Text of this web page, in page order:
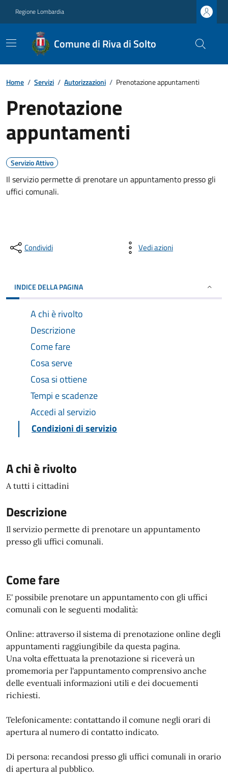
Regione Lombardia
Comune di Riva di Solto
Home / Servizi / Autorizzazioni / Prenotazione appuntamenti
Prenotazione
appuntamenti
Servizio Attivo
Il servizio permette di prenotare un appuntamento presso gli
uffici comunali.
Condividi Vedi azioni
INDICE DELLA PAGINA
A chi è rivolto
Descrizione
Come fare
Cosa serve
Cosa si ottiene
Tempi e scadenze
Accedi al servizio
Condizioni di servizio
A chi è rivolto
A tutti i cittadini
Descrizione
Il servizio permette di prenotare un appuntamento
presso gli uffici comunali.
Come fare
E' possibile prenotare un appuntamento con gli uffici
comunali con le seguenti modalità:
Online: attraverso il sistema di prenotazione online degli
appuntamenti raggiungibile da questa pagina.
Una volta effettuata la prenotazione si riceverà un
promemoria per l'appuntamento comprensivo anche
delle eventuali informazioni utili e dei docuementi
richiesti.
Telefonicamente: contattando il comune negli orari di
apertura al numero di contatto indicato.
Di persona: recandosi presso gli uffici comunali in orario
di apertura al pubblico.